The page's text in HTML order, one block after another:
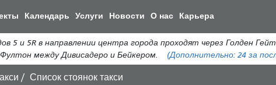
к
общему
содержанию
Календарь Услуги Новости О нас Карьера
и 5R в направлении центра города проходят через Голден
между Дивисадеро и Бейкером.
(Дополнительно: 24 за
Список стоянок такси